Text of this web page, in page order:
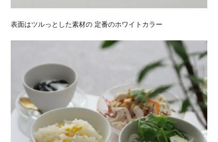
表面はツルっとした素材の 定番のホワイトカラー